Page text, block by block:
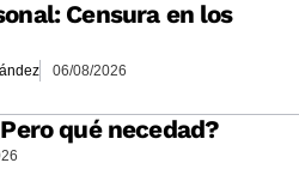
Censura en los
06/08/2026
qué necedad?